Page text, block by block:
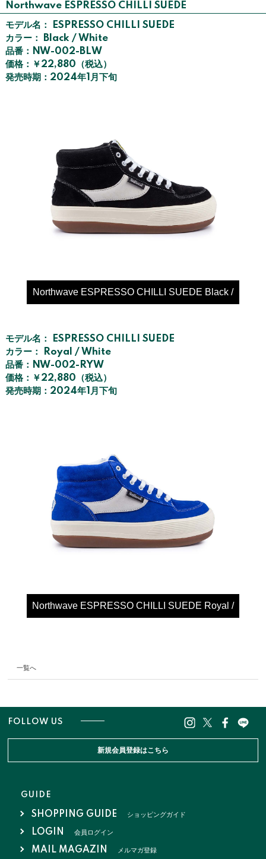
Northwave ESPRESSO CHILLI SUEDE
モデル名： ESPRESSO CHILLI SUEDE
カラー： Black / White
品番：NW-002-BLW
価格：￥22,880（税込）
発売時期：2024年1月下旬
Northwave ESPRESSO CHILLI SUEDE Black /
モデル名： ESPRESSO CHILLI SUEDE
カラー： Royal / White
品番：NW-002-RYW
価格：￥22,880（税込）
発売時期：2024年1月下旬
Northwave ESPRESSO CHILLI SUEDE Royal /
一覧へ
FOLLOW US
新規会員登録はこちら
GUIDE
SHOPPING GUIDE ショッピングガイド
LOGIN 会員ログイン
MAIL MAGAZIN メルマガ登録